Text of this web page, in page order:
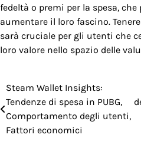
fedeltà o premi per la spesa,
aumentare il loro fascino.
sarà cruciale per gli utenti che
loro valore nello spazio delle
Post
navigation
Steam Wallet Insights:
Tendenze di spesa in PUBG,
Comportamento degli utenti,
Fattori economici